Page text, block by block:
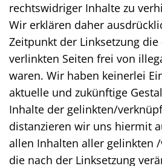
rechtswidriger Inhalte zu
Wir erklären daher
Zeitpunkt der Linksetzung
verlinkten Seiten frei von
waren. Wir haben keinerlei
aktuelle und zukünftige
Inhalte der gelinkten/
distanzieren wir uns hiermit
allen Inhalten aller gelinkten
die nach der Linksetzung